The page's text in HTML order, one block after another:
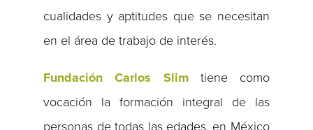
cualidades y aptitudes que se necesitan
en el área de trabajo de interés.
Fundación Carlos Slimtiene como
vocación la formación integral de las
personas de todas las edades, en México